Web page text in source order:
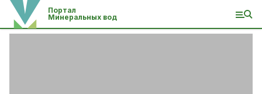
Портал
Минеральных вод